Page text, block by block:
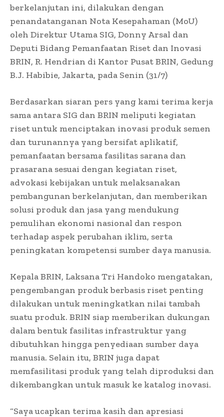
berkelanjutan ini, dilakukan dengan
penandatanganan Nota Kesepahaman (MoU)
oleh Direktur Utama SIG, Donny Arsal dan
Deputi Bidang Pemanfaatan Riset dan Inovasi
BRIN, R. Hendrian di Kantor Pusat BRIN, Gedung
B.J. Habibie, Jakarta, pada Senin (31/7)
Berdasarkan siaran pers yang kami terima kerja
sama antara SIG dan BRIN meliputi kegiatan
riset untuk menciptakan inovasi produk semen
dan turunannya yang bersifat aplikatif,
pemanfaatan bersama fasilitas sarana dan
prasarana sesuai dengan kegiatan riset,
advokasi kebijakan untuk melaksanakan
pembangunan berkelanjutan, dan memberikan
solusi produk dan jasa yang mendukung
pemulihan ekonomi nasional dan respon
terhadap aspek perubahan iklim, serta
peningkatan kompetensi sumber daya manusia.
Kepala BRIN, Laksana Tri Handoko mengatakan,
pengembangan produk berbasis riset penting
dilakukan untuk meningkatkan nilai tambah
suatu produk. BRIN siap memberikan dukungan
dalam bentuk fasilitas infrastruktur yang
dibutuhkan hingga penyediaan sumber daya
manusia. Selain itu, BRIN juga dapat
memfasilitasi produk yang telah diproduksi dan
dikembangkan untuk masuk ke katalog inovasi.
“Saya ucapkan terima kasih dan apresiasi